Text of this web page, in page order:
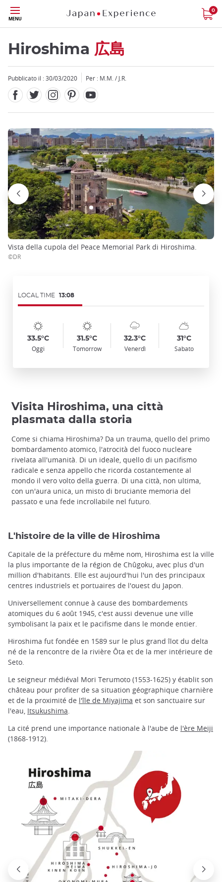
Skip
to
main
content
MENU
0
Hiroshima 広島
Pubblicato il : 30/03/2020 Per : M.M. / J.R.
Vista della cupola del Peace Memorial Park di Hiroshima.
©DR
LOCAL TIME 13:08
33.5°C
Oggi
:
31.5°C
Tomorrow
cloudy_rainy
32.3°C
Venerdì
:
sunny_cloudy
31°C
Sabato
Visita Hiroshima, una città
plasmata dalla storia
Come si chiama Hiroshima? Da un trauma, quello del primo
bombardamento atomico, l'atrocità del fuoco nucleare
rivelata all'umanità. Di un ideale, quello di un pacifismo
radicale e senza appello che ricorda costantemente al
mondo il vero volto della guerra. Di una città, non ultima,
con un'aura unica, un misto di bruciante memoria del
passato e una fede incrollabile nel futuro.
L'histoire de la ville de Hiroshima
Capitale de la préfecture du même nom, Hiroshima est la ville
la plus importante de la région de Chûgoku, avec plus d'un
million d'habitants. Elle est aujourd'hui l'un des principaux
centres industriels et portuaires de l'ouest du Japon.
Universellement connue à cause des bombardements
atomiques du 6 août 1945, c'est aussi devenue une ville
symbolisant la paix et le pacifisme dans le monde entier.
Hiroshima fut fondée en 1589 sur le plus grand îlot du delta
né de la rencontre de la rivière Ôta et de la mer intérieure de
Seto.
Le seigneur médiéval Mori Terumoto (1553-1625) y établit son
château pour profiter de sa situation géographique charnière
et de la proximité de l'île de Miyajima et son sanctuaire sur
l'eau, Itsukushima.
La cité prend une importance nationale à l'aube de l'ère Meiji
(1868-1912).
Close